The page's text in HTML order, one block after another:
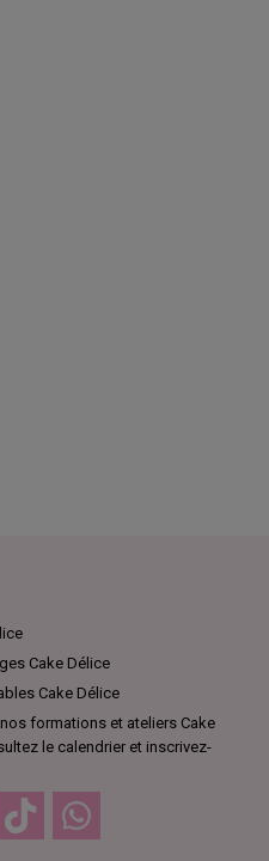
Cake Délice
Cake Délice
formations et ateliers Cake
le calendrier et inscrivez-
TikTok